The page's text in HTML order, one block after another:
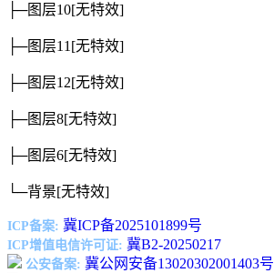
├─图层10[无特效]
├─图层11 [无特效]
├─图层12[无特效]
├─图层8[无特效]
├─图层6[无特效]
└─背景[无特效]
ICP备案: 冀ICP备2025101899号
ICP增值电信许可证: 冀B2-20250217
公安备案: 冀公网安备13020302001403号